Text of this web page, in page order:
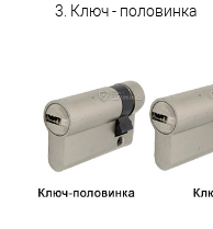
Ключ - половинка